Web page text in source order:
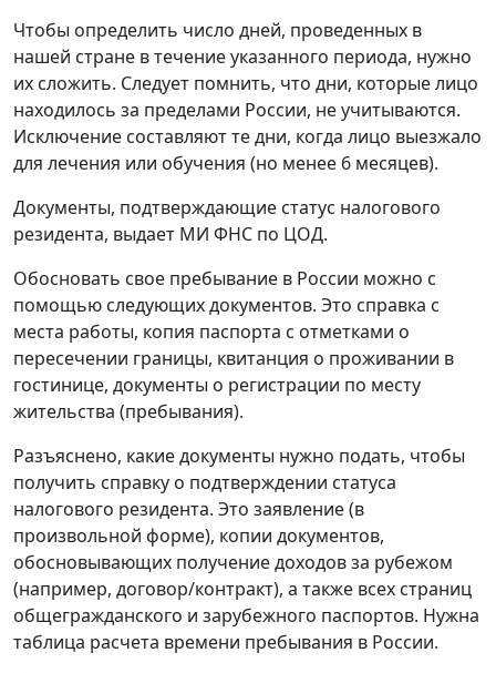
Чтобы определить число дней, проведенных в
нашей стране в течение указанного периода, нужно
их сложить. Следует помнить, что дни, которые лицо
находилось за пределами России, не учитываются.
Исключение составляют те дни, когда лицо выезжало
для лечения или обучения (но менее 6 месяцев).
Документы, подтверждающие статус налогового
резидента, выдает МИ ФНС по ЦОД.
Обосновать свое пребывание в России можно с
помощью следующих документов. Это справка с
места работы, копия паспорта с отметками о
пересечении границы, квитанция о проживании в
гостинице, документы о регистрации по месту
жительства (пребывания).
Разъяснено, какие документы нужно подать, чтобы
получить справку о подтверждении статуса
налогового резидента. Это заявление (в
произвольной форме), копии документов,
обосновывающих получение доходов за рубежом
(например, договор/контракт), а также всех страниц
общегражданского и зарубежного паспортов. Нужна
таблица расчета времени пребывания в России.